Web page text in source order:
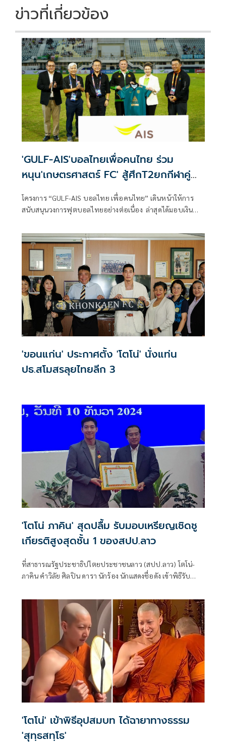
k k
ข่าวที่เกี่ยวข้อง
'GULF-AIS'บอลไทยเพื่อคนไทย ร่วม
หนุน'เกษตรศาสตร์ FC' สู้ศึกT2ยกกีฬาคู่
โครงการ “GULF-AIS บอลไทย เพื่อคนไทย” เดินหน้าให้การ
สนับสนุนวงการฟุตบอลไทยอย่างต่อเนื่อง ล่าสุดได้มอบเงิน
จากสถาบันการศึกษาในการแข่งขันฟุตบอลลีกอาชีพ เพื่อส่ง
เสริมการพัฒนาศักยภาพของนักกีฬาและยกระดับมาตรฐาน
ของสโมสรให้พร้อมสำหรับการแข่งขันในระดับที่สูงขึ้น
'ขอนแก่น' ประกาศตั้ง 'โตโน่' นั่งแท่น
ปธ.สโมสรลุยไทยลีก 3
'โตโน่ ภาคิน' สุดปลื้ม รับมอบเหรียญเชิดชู
เกียรติสูงสุดชั้น 1 ของสปป.ลาว
ที่สาธารณรัฐประชาธิปไตยประชาชนลาว (สปป.ลาว) โตโน่-
ภาคิน คำวิลัย ศิลปิน ดารา นักร้อง นักแสดงชื่อดัง เข้าพิธีรับ
สปป.ลาว
'โตโน่' เข้าพิธีอุปสมบท ได้ฉายาทางธรรม
'สุทฺธสทฺโธ'